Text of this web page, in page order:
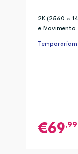
2K (2560 x
e
69,99